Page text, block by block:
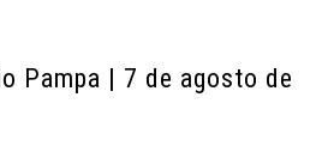
Pampa | 7 de agosto de